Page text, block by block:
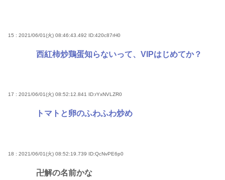
15 : 2021/06/01(火) 08:46:43.492 ID:420c87rH0
西紅柿炒鶏蛋知らないって、VIPはじめてか？
17 : 2021/06/01(火) 08:52:12.841 ID:rYxNVLZR0
トマトと卵のふわふわ炒め
18 : 2021/06/01(火) 08:52:19.739 ID:QcNvPE6p0
卍解の名前かな